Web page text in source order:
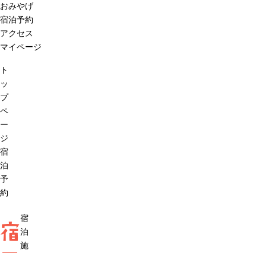
おみやげ
宿泊予約
アクセス
マイページ
ト
ッ
プ
ペ
ー
ジ
宿
泊
予
約
宿
泊
施